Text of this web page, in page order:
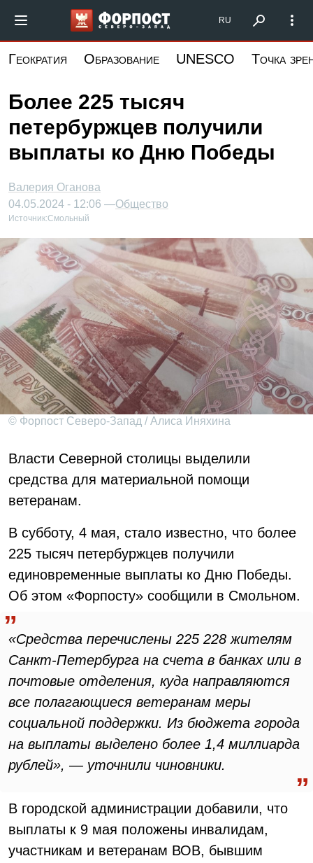
основному
Форпост Северо-Запад
RU
Геократия Образование UNESCO Точка
Более 225 тысяч
петербуржцев получили
выплаты ко Дню Победы
Валерия Оганова
04.05.2024 - 12:06 —Общество
Источник:Смольный
© Форпост Северо-Запад / Алиса Иняхина
Власти Северной столицы выделили
средства для материальной помощи
ветеранам.
В субботу, 4 мая, стало известно, что более
225 тысяч петербуржцев получили
единовременные выплаты ко Дню Победы.
Об этом «Форпосту» сообщили в Смольном.
«Средства перечислены 225 228 жителям
Санкт-Петербурга на счета в банках или в
почтовые отделения, куда направляются
все полагающиеся ветеранам меры
социальной поддержки. Из бюджета города
на выплаты выделено более 1,4 миллиарда
рублей», — уточнили чиновники.
В городской администрации добавили, что
выплаты к 9 мая положены инвалидам,
участникам и ветеранам ВОВ, бывшим